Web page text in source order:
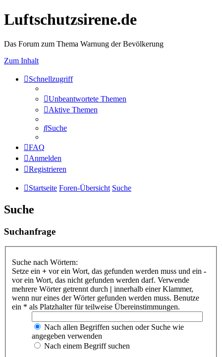
Luftschutzsirene.de
Das Forum zum Thema Warnung der Bevölkerung
Zum Inhalt
Schnellzugriff
Unbeantwortete Themen
Aktive Themen
Suche
FAQ
Anmelden
Registrieren
Startseite Foren-Übersicht Suche
Suche
Suchanfrage
Suche nach Wörtern:
Setze ein + vor ein Wort, das gefunden werden muss und ein -
vor ein Wort, das nicht gefunden werden darf. Verwende
mehrere Wörter getrennt durch | innerhalb einer Klammer,
wenn nur eines der Wörter gefunden werden muss. Benutze
ein * als Platzhalter für teilweise Übereinstimmungen.
Nach allen Begriffen suchen oder Suche wie
angegeben verwenden
Nach einem Begriff suchen